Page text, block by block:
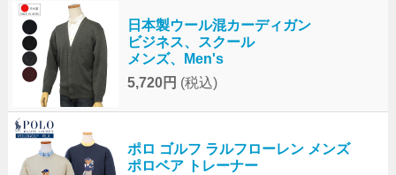
日本製ウール混カーディガン
ビジネス、スクール
メンズ、Men's
5,720円 (税込)
ポロ ゴルフ ラルフローレン メンズ
ポロベア トレーナー